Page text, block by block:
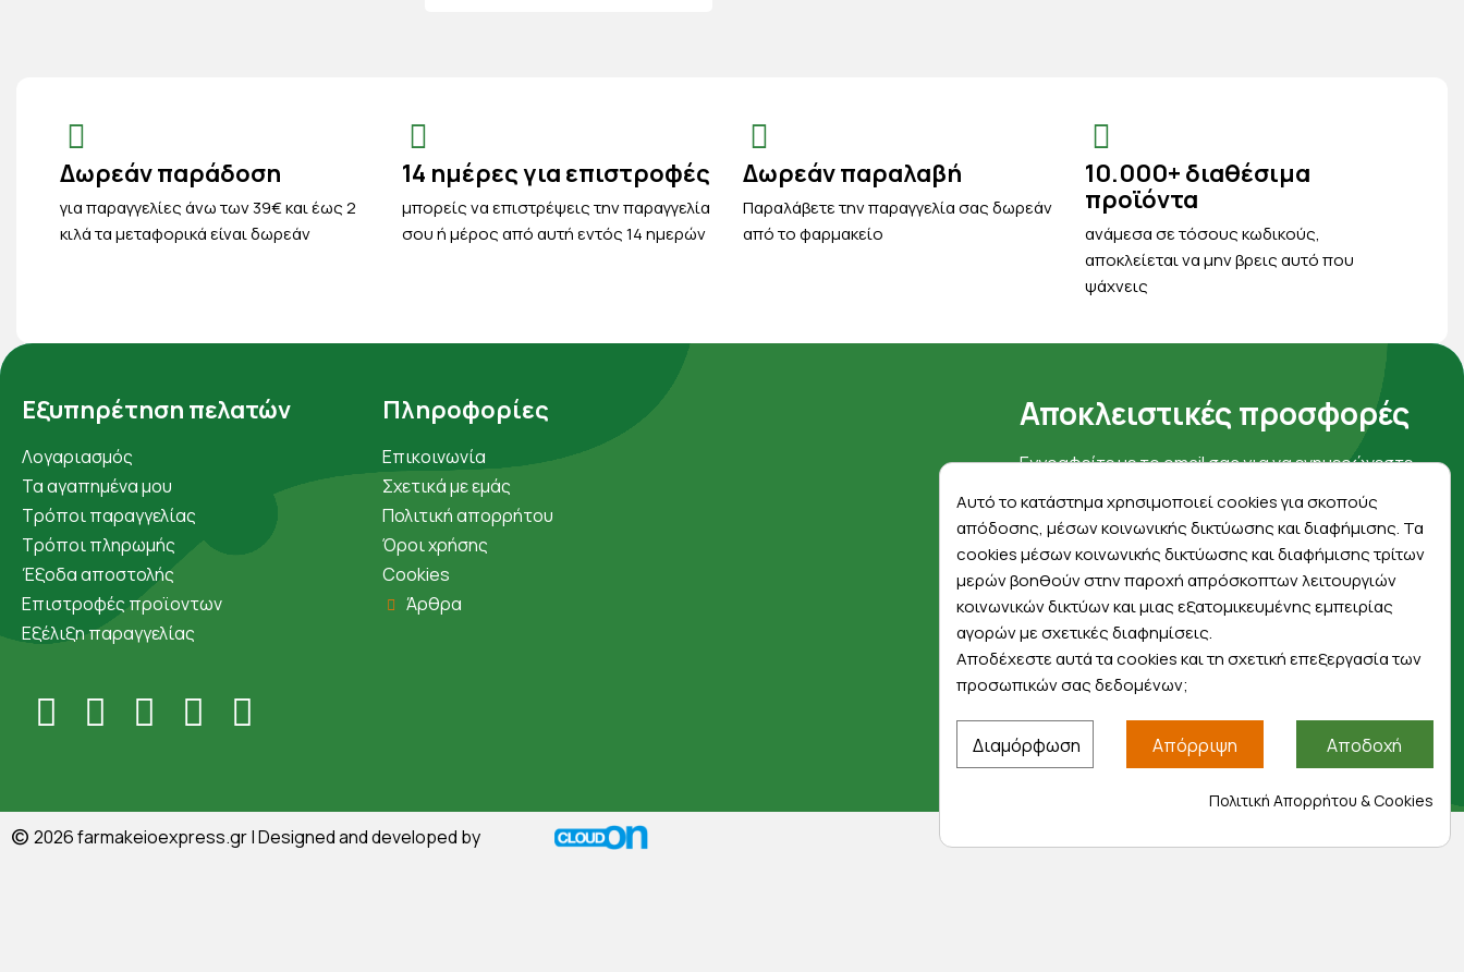
Δωρεάν παράδοση
για παραγγελίες άνω των 39€ και έως 2
κιλά τα μεταφορικά είναι δωρεάν
14 ημέρες για επιστροφές
μπορείς να επιστρέψεις την παραγγελία
σου ή μέρος από αυτή εντός 14 ημερών
Δωρεάν παραλαβή
Παραλάβετε την παραγγελία σας δωρεάν
από το φαρμακείο
10.000+ διαθέσιμα
προϊόντα
ανάμεσα σε τόσους κωδικούς,
αποκλείεται να μην βρεις αυτό που
ψάχνεις
Εξυπηρέτηση πελατών
Λογαριασμός
Τα αγαπημένα μου
Τρόποι παραγγελίας
Τρόποι πληρωμής
Έξοδα αποστολής
Επιστροφές προϊοντων
Εξέλιξη παραγγελίας
Πληροφορίες
Επικοινωνία
Σχετικά με εμάς
Πολιτική απορρήτου
Όροι χρήσης
Cookies
Άρθρα
Αποκλειστικές προσφορές
Εγγραφείτε με το email σας για να ενημερώνεστε
πρώτοι για προσφορές, διαγωνισμούς,
εκπτωτικούς κωδικούς και μοναδικά δώρα!
Βρείτε μας στα social
© 2026farmakeioexpress.gr| Designed and developed by
Αυτό το κατάστημα χρησιμοποιεί cookies για σκοπούς
απόδοσης, μέσων κοινωνικής δικτύωσης και διαφήμισης. Τα
cookies μέσων κοινωνικής δικτύωσης και διαφήμισης τρίτων
μερών βοηθούν στην παροχή απρόσκοπτων λειτουργιών
κοινωνικών δικτύων και μιας εξατομικευμένης εμπειρίας
αγορών με σχετικές διαφημίσεις.
Αποδέχεστε αυτά τα cookies και τη σχετική επεξεργασία των
προσωπικών σας δεδομένων;
Διαμόρφωση Απόρριψη Αποδοχή
Πολιτική Απορρήτου & Cookies